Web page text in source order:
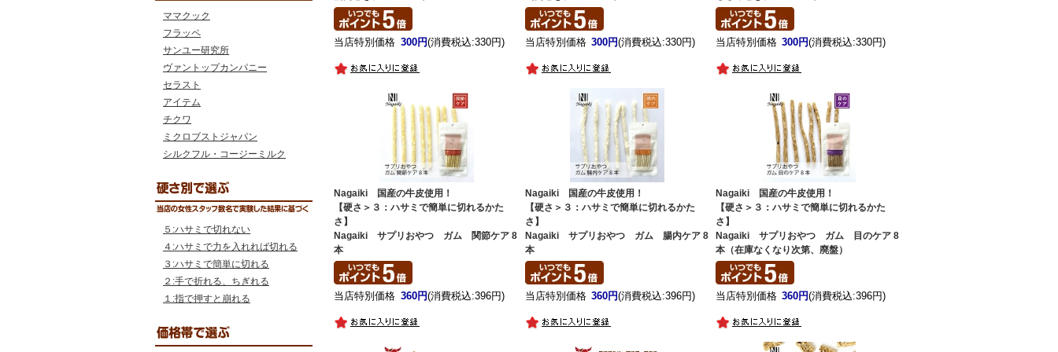
ママクック
フラッペ
サンユー研究所
ヴァントップカンパニー
セラスト
アイテム
チクワ
ミクロブストジャパン
シルクフル・コージーミルク
５:ハサミで切れない
４:ハサミで力を入れれば切れる
３:ハサミで簡単に切れる
２:手で折れる、ちぎれる
１:指で押すと崩れる
当店特別価格 300円(消費税込:330円) 当店特別価格 300円(消費税込:330円) 当店特別価格 300円(消費税込:330円)
Nagaiki 国産の牛皮使用！
【硬さ＞３：ハサミで簡単に切れるかた
さ】
Nagaiki サプリおやつ ガム 関節ケア 8
本
当店特別価格 360円(消費税込:396円)
Nagaiki 国産の牛皮使用！
【硬さ＞３：ハサミで簡単に切れるかた
さ】
Nagaiki サプリおやつ ガム 腸内ケア 8
本
当店特別価格 360円(消費税込:396円)
Nagaiki 国産の牛皮使用！
【硬さ＞３：ハサミで簡単に切れるかた
さ】
Nagaiki サプリおやつ ガム 目のケア 8
本（在庫なくなり次第、廃盤）
当店特別価格 360円(消費税込:396円)